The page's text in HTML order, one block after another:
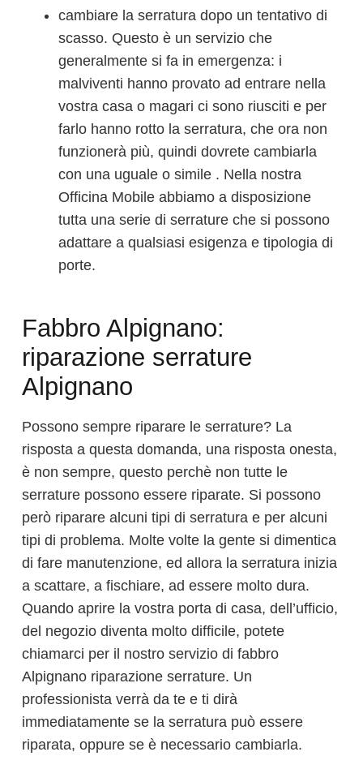
cambiare la serratura dopo un tentativo di
scasso. Questo è un servizio che
generalmente si fa in emergenza: i
malviventi hanno provato ad entrare nella
vostra casa o magari ci sono riusciti e per
farlo hanno rotto la serratura, che ora non
funzionerà più, quindi dovrete cambiarla
con una uguale o simile . Nella nostra
Officina Mobile abbiamo a disposizione
tutta una serie di serrature che si possono
adattare a qualsiasi esigenza e tipologia di
porte.
Fabbro Alpignano:
riparazione serrature
Alpignano
Possono sempre riparare le serrature? La
risposta a questa domanda, una risposta onesta,
è non sempre, questo perchè non tutte le
serrature possono essere riparate. Si possono
però riparare alcuni tipi di serratura e per alcuni
tipi di problema. Molte volte la gente si dimentica
di fare manutenzione, ed allora la serratura inizia
a scattare, a fischiare, ad essere molto dura.
Quando aprire la vostra porta di casa, dell’ufficio,
del negozio diventa molto difficile, potete
chiamarci per il nostro servizio di fabbro
Alpignano riparazione serrature. Un
professionista verrà da te e ti dirà
immediatamente se la serratura può essere
riparata, oppure se è necessario cambiarla.